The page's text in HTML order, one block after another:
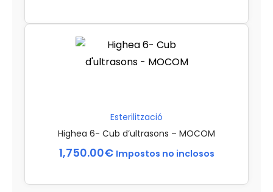
Esterilització
Highea 6- Cub d’ultrasons – MOCOM
1,750.00€ Impostos no inclosos